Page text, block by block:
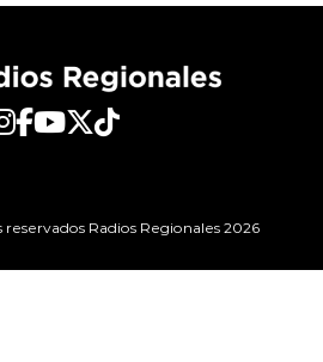
Radios Regionales 2026